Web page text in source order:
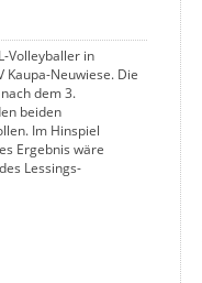
Volleyballer in
Kaupa-Neuwiese. Die
dem 3.
beiden
Im Hinspiel
Ergebnis wäre
Lessings-